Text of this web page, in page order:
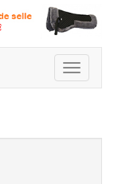
Toggle